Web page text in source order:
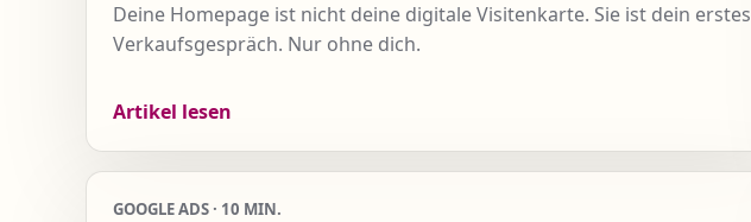
Deine Homepage ist nicht deine digitale Visitenkarte. Sie ist dein erstes
Verkaufsgespräch. Nur ohne dich.
Artikel lesen
GOOGLE ADS · 10 MIN.